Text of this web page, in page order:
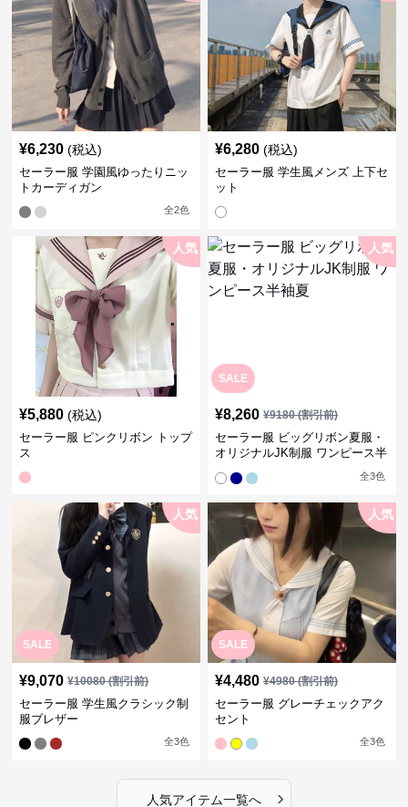
¥6,230 (税込)
セーラー服 学園風ゆったりニッ
トカーディガン
全2色
¥6,280 (税込)
セーラー服 学生風メンズ 上下セ
ット
人気
¥5,880 (税込)
セーラー服 ピンクリボン トップ
ス
SALE
人気
¥8,260 ¥9180(割引前)
セーラー服 ビッグリボン夏服・
オリジナルJK制服 ワンピース半
全3色
SALE
人気
¥9,070 ¥10080(割引前)
セーラー服 学生風クラシック制
服ブレザー
全3色
SALE
人気
¥4,480 ¥4980(割引前)
セーラー服 グレーチェックアク
セント
全3色
人気アイテム一覧へ ›